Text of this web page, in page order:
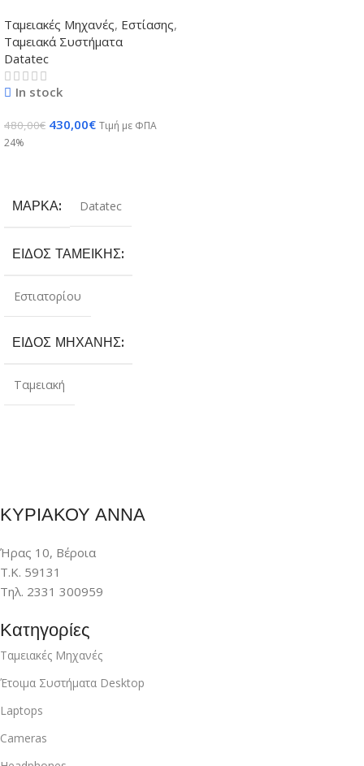
Ταμειακές Μηχανές, Εστίασης,
Ταμειακά Συστήματα
Datatec
In stock
480,00€ 430,00€ Τιμή με ΦΠΑ
24%
ΜΆΡΚΑ Datatec
ΕΊΔΟΣ ΤΑΜΕΙΚΉΣ
Εστιατορίου
ΕΊΔΟΣ ΜΗΧΑΝΉΣ
Ταμειακή
ΚΥΡΙΑΚΟΥ ΑΝΝΑ
Ήρας 10, Βέροια
Τ.Κ. 59131
Τηλ. 2331 300959
Κατηγορίες
Ταμειακές Μηχανές
Έτοιμα Συστήματα Desktop
Laptops
Cameras